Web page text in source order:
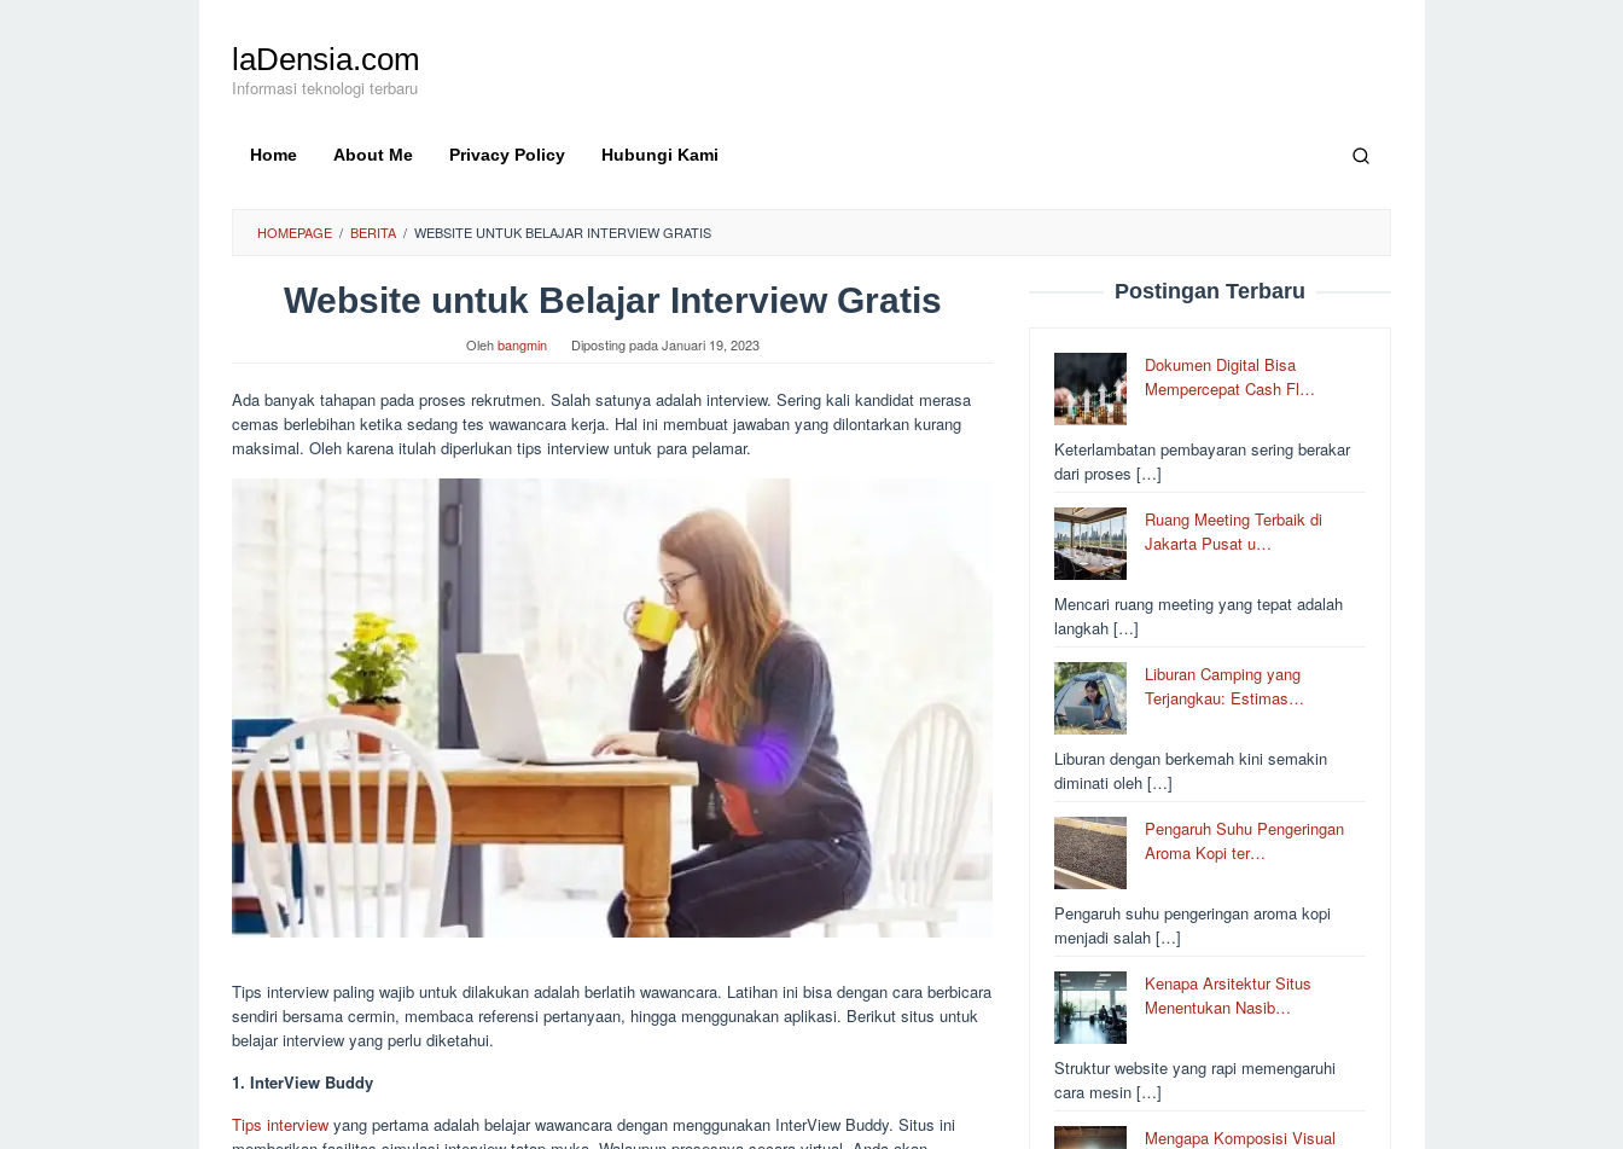
kontenlaDensia.com
Informasi teknologi terbaru
Home About Me Privacy Policy Hubungi Kami
HOMEPAGE / BERITA / WEBSITE UNTUK BELAJAR INTERVIEW GRATIS
Website untuk Belajar Interview Gratis
Olehbangmin Diposting padaJanuari 19, 2023
Ada banyak tahapan pada proses rekrutmen. Salah satunya adalah interview. Sering kali kandidat merasa
cemas berlebihan ketika sedang tes wawancara kerja. Hal ini membuat jawaban yang dilontarkan kurang
maksimal. Oleh karena itulah diperlukan tips interview untuk para pelamar.
Tips interview paling wajib untuk dilakukan adalah berlatih wawancara. Latihan ini bisa dengan cara berbicara
sendiri bersama cermin, membaca referensi pertanyaan, hingga menggunakan aplikasi. Berikut situs untuk
belajar interview yang perlu diketahui.
1. InterView Buddy
Tips interview yang pertama adalah belajar wawancara dengan menggunakan InterView Buddy. Situs ini
Postingan Terbaru
Dokumen Digital Bisa
Mempercepat Cash Fl…
Keterlambatan pembayaran sering berakar
dari proses […]
Ruang Meeting Terbaik di
Jakarta Pusat u…
Mencari ruang meeting yang tepat adalah
langkah […]
Liburan Camping yang
Terjangkau: Estimas…
Liburan dengan berkemah kini semakin
diminati oleh […]
Pengaruh Suhu Pengeringan
Aroma Kopi ter…
Pengaruh suhu pengeringan aroma kopi
menjadi salah […]
Kenapa Arsitektur Situs
Menentukan Nasib…
Struktur website yang rapi memengaruhi
cara mesin […]
Mengapa Komposisi Visual